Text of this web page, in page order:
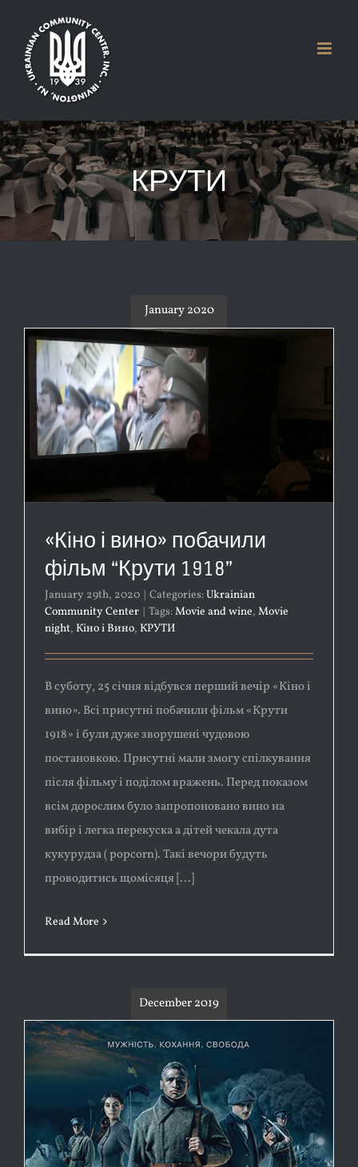
content
КРУТИ
January 2020
«Кіно і вино» побачили
фільм “Крути 1918”
January 29th, 2020 | Categories:Ukrainian
Community Center | Tags:Movie and wine, Movie
night, Кіно і Вино, КРУТИ
В суботу, 25 січня відбувся перший вечір «Кіно і
вино». Всі присутні побачили фільм «Крути
1918» і були дуже зворушені чудовою
постановкою. Присутні мали змогу спілкування
після фільму і поділом вражень. Перед показом
всім дорослим було запропоновано вино на
вибір і легка перекуска а дітей чекала дута
кукурудза ( popcorn). Такі вечори будуть
проводитись щомісяця [...]
Read More
December 2019